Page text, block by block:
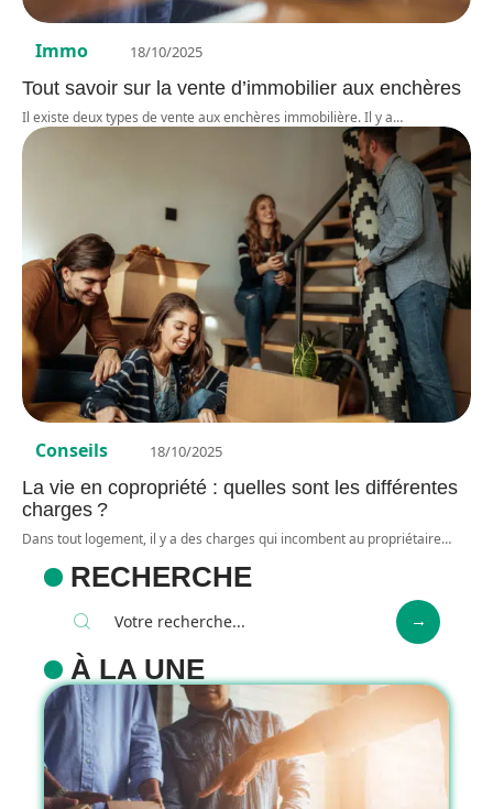
Immo 18/10/2025
Tout savoir sur la vente d’immobilier aux enchères
Il existe deux types de vente aux enchères immobilière. Il y a…
Conseils 18/10/2025
La vie en copropriété : quelles sont les différentes
charges ?
Dans tout logement, il y a des charges qui incombent au propriétaire…
RECHERCHE
À LA UNE